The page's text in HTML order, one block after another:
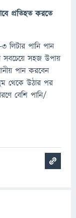
প্রতিহত করতে
লিটার পানি পান
সবচেয়ে সহজ উপায়
পান করবেন
থেকে উঠার পর
বেশি পানি/